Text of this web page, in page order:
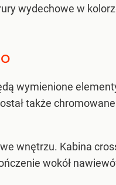
wydechowe w
wymienione
także
wnętrzu. Kabina
wokół